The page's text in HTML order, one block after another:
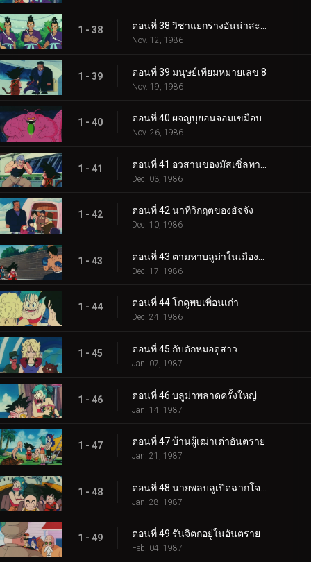
1 - 38
Nov. 12, 1986
1 - 39 ตอนที่ 39 มนุษย์เทียมหมายเลข 8
Nov. 19, 1986
1 - 40 ตอนที่ 40 ผจญบุยอนจอมเขมือบ
Nov. 26, 1986
1 - 41
Dec. 03, 1986
1 - 42 ตอนที่ 42 นาทีวิกฤตของฮัจจัง
Dec. 10, 1986
1 - 43
Dec. 17, 1986
1 - 44 ตอนที่ 44 โกคูพบเพิ่อนเก่า
Dec. 24, 1986
1 - 45 ตอนที่ 45 กับดักหมอดูสาว
Jan. 07, 1987
1 - 46 ตอนที่ 46 บลูม่าพลาดครั้งใหญ่
Jan. 14, 1987
1 - 47 ตอนที่ 47 บ้านผู้เฒ่าเต่าอันตราย
Jan. 21, 1987
1 - 48
Jan. 28, 1987
1 - 49 ตอนที่ 49 รันจิตกอยู่ในอันตราย
Feb. 04, 1987